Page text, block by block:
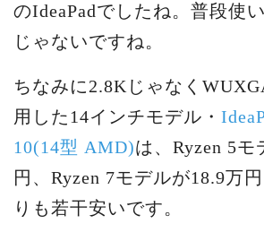
のIdeaPadでしたね。普段使
じゃないですね。
ちなみに2.8Kじゃなく
用した14インチモデル・
10(14型 AMD)は、Ryzen 5モ
円、Ryzen 7モデルが18.9万
りも若干安いです。